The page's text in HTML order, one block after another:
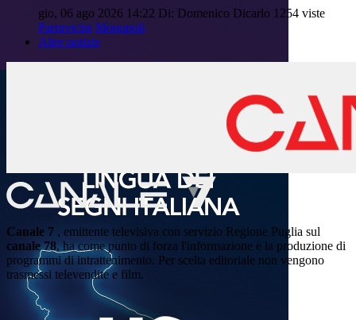
gio, 06 ago 2026 14:22 Di: Domenico Dicarlo 1254 viste
Parravicini Monopoli
Altre notizie
Canale 7 , emittente televisiva con servizio Regione Puglia sul
canale 78, ha come punto di forza l'informazione e la produzione di
programmi di intrattenimento. Per scelta editoriale non vengono
trasmessi televendite e film.